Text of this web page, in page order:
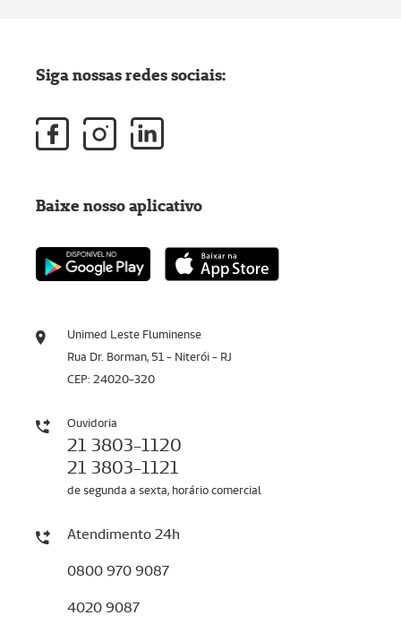
Unimed Leste Fluminense
Rua Dr. Borman, 51 - Niterói - RJ
CEP: 24020-320
Ouvidoria
21 3803-1120
21 3803-1121
de segunda a sexta, horário comercial
Atendimento 24h
0800 970 9087
4020 9087
Siga nossas redes sociais:
Baixe nosso aplicativo